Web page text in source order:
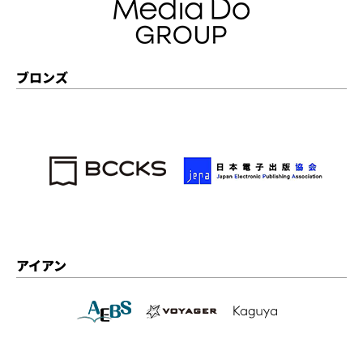
ブロンズ
アイアン